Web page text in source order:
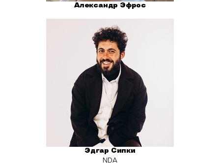
Александр Эфрос
Эдгар Сипки
NDA